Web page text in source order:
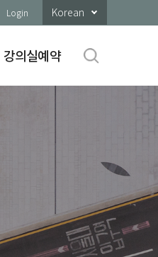
Login Korean
강의실예약